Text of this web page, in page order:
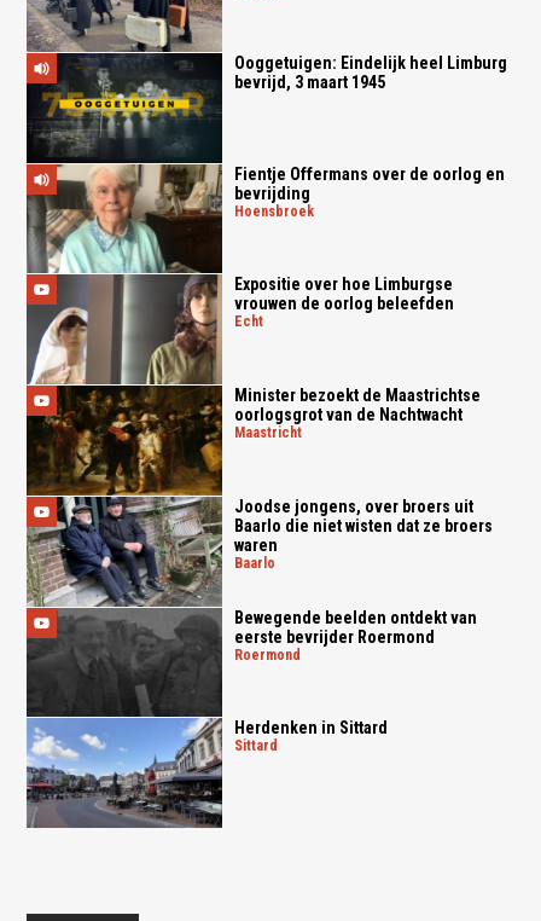
Ooggetuigen: Eindelijk heel Limburg
bevrijd, 3 maart 1945
Fientje Offermans over de oorlog en
bevrijding
hoensbroek
Expositie over hoe Limburgse
vrouwen de oorlog beleefden
echt
Minister bezoekt de Maastrichtse
oorlogsgrot van de Nachtwacht
maastricht
Joodse jongens, over broers uit
Baarlo die niet wisten dat ze broers
waren
baarlo
Bewegende beelden ontdekt van
eerste bevrijder Roermond
roermond
Herdenken in Sittard
sittard